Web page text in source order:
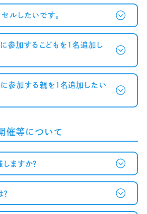
～
ルしたいです。
参加するこどもを1名追加し
参加する親を1名追加したい
催等について
ますか？